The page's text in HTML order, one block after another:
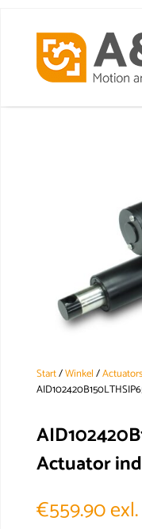
Start/Winkel/Actuators
Actuator
€559.90